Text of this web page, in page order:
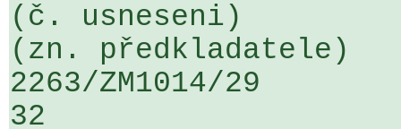
(č. usneseni)
(zn. předkladatele)
2263/ZM1014/29
32